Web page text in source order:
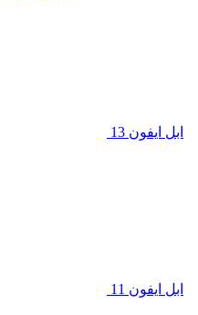
ابل ايفون 13
ابل ايفون 11